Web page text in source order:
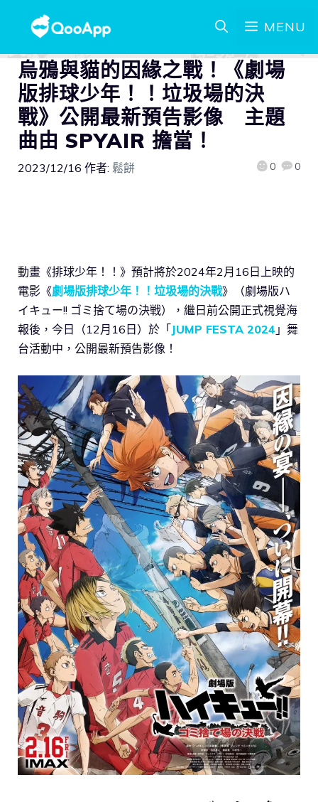
MENU
烏鴉與貓的因緣之戰！《劇場
版排球少年！！垃圾場的決
戰》公開最新預告影像 主題
曲由 SPYAIR 擔當！
2023/12/16 作者: 鬆餅 0 0
動畫《排球少年！！》預計將於2024年2月16日上映的
電影《劇場版排球少年！！垃圾場的決戰》（劇場版ハ
イキュー!! ゴミ捨て場の決戦），繼日前公開正式視覺海
報後，今日（12月16日）於「JUMP FESTA 2024 」舞
台活動中，公開最新預告影像！